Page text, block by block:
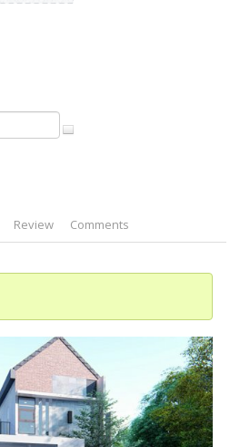
Review Comments